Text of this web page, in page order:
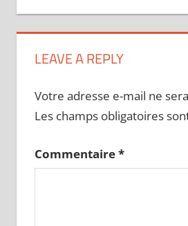
LEAVE A REPLY
Votre adresse e-mail ne
Les champs obligatoires
Commentaire*